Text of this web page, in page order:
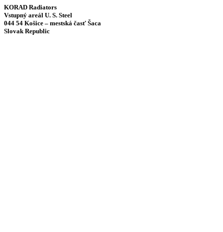
KORAD Radiators
Vstupný areál U. S. Steel
044 54 Košice – mestská časť Šaca
Slovak Republic